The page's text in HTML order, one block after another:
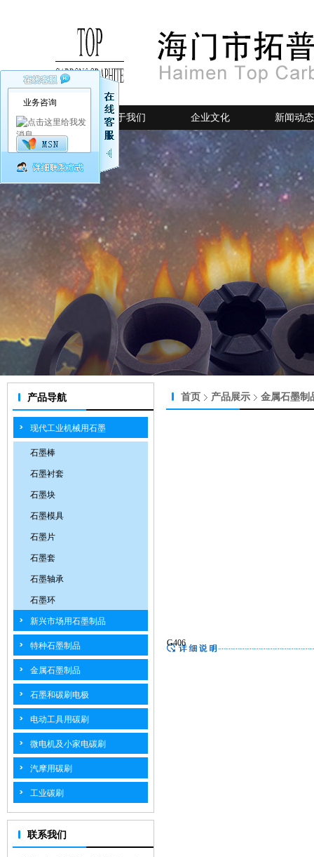
网站首页 关于我们 企业文化 新闻动态
产品导航
现代工业机械用石墨
石墨棒
石墨衬套
石墨块
石墨模具
石墨片
石墨套
石墨轴承
石墨环
新兴市场用石墨制品
特种石墨制品
金属石墨制品
石墨和碳刷电极
电动工具用碳刷
微电机及小家电碳刷
汽摩用碳刷
工业碳刷
联系我们
首页 产品展示 金属石墨制
G406
业务咨询